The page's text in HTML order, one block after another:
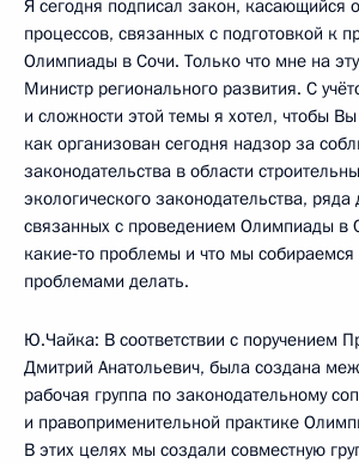
Я сегодня подписал закон, касающийся
процессов, связанных с подготовкой к
Олимпиады в Сочи. Только что мне на
Министр регионального развития. C
и сложности этой темы я хотел, чтобы
как организован сегодня надзор за
законодательства в области
экологического законодательства, ряда
связанных с проведением Олимпиады в
какие‑то проблемы и что мы собираемся
проблемами делать.
Ю.Чайка: В соответствии с поручением
Дмитрий Анатольевич, была создана
рабочая группа по законодательному
и правоприменительной практике
В этих целях мы создали совместную